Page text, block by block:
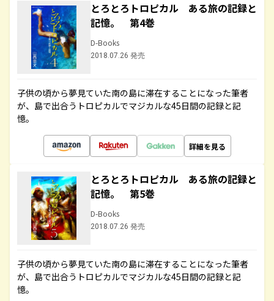
とろとろトロピカル ある旅の記録と
記憶。 第4巻
D-Books
2018.07.26 発売
子供の頃から夢見ていた南の島に滞在することになった筆者
が、島で出合うトロピカルでマジカルな45日間の記録と記
憶。
詳細を見る
とろとろトロピカル ある旅の記録と
記憶。 第5巻
D-Books
2018.07.26 発売
子供の頃から夢見ていた南の島に滞在することになった筆者
が、島で出合うトロピカルでマジカルな45日間の記録と記
憶。